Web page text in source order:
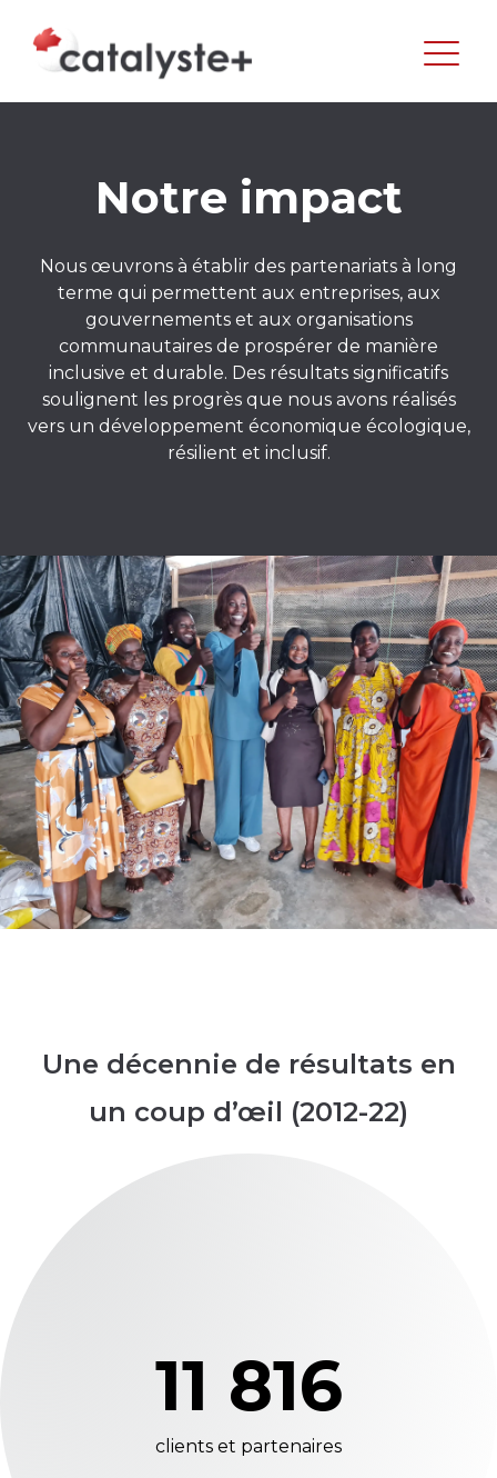
Notre impact
Nous œuvrons à établir des partenariats à long
terme qui permettent aux entreprises, aux
gouvernements et aux organisations
communautaires de prospérer de manière
inclusive et durable. Des résultats significatifs
soulignent les progrès que nous avons réalisés
vers un développement économique écologique,
résilient et inclusif.
Une décennie de résultats en
un coup d’œil (2012-22)
11 816
clients et partenaires